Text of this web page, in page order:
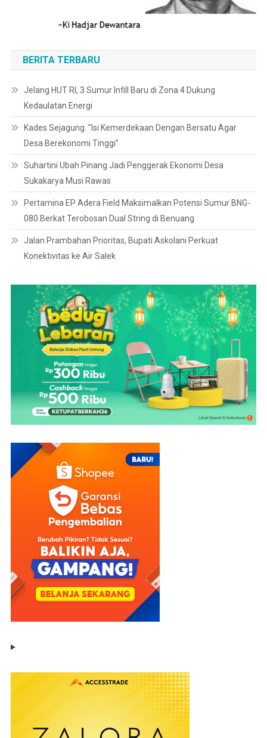
BERITA TERBARU
Jelang HUT RI, 3 Sumur Infill Baru di Zona 4 Dukung
Kedaulatan Energi
Kades Sejagung. ”Isi Kemerdekaan Dengan Bersatu Agar
Desa Berekonomi Tinggi”
Suhartini Ubah Pinang Jadi Penggerak Ekonomi Desa
Sukakarya Musi Rawas
Pertamina EP Adera Field Maksimalkan Potensi Sumur BNG-
080 Berkat Terobosan Dual String di Benuang
Jalan Prambahan Prioritas, Bupati Askolani Perkuat
Konektivitas ke Air Salek